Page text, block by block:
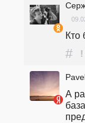
Кто
# !
А